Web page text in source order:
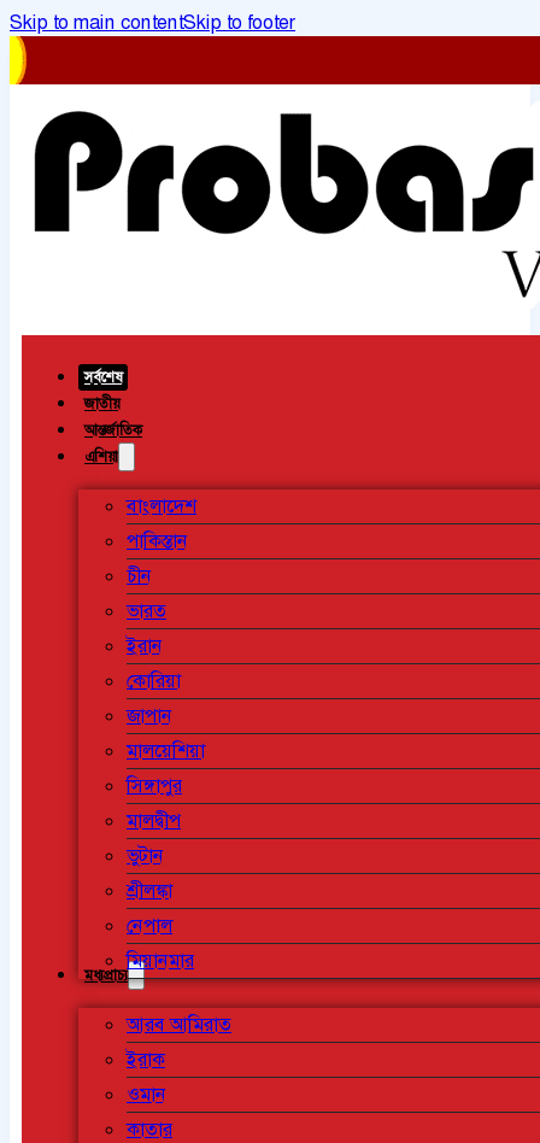
Skip to main contentSkip to footer
সর্বশেষ
জাতীয়
আন্তর্জাতিক
এশিয়া
বাংলাদেশ
পাকিস্তান
চীন
ভারত
ইরান
কোরিয়া
জাপান
মালয়েশিয়া
সিঙ্গাপুর
মালদ্বীপ
ভুটান
শ্রীলঙ্কা
নেপাল
মিয়ানমার
মধ্যপ্রাচ্য
আরব আমিরাত
ইরাক
ওমান
কাতার